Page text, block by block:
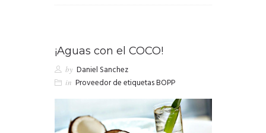
¡Aguas con el COCO!
by Daniel Sanchez
in Proveedor de etiquetas BOPP